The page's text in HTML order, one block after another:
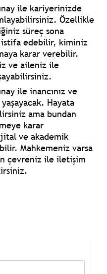
ile kariyerinizde
Özellikle
süreç sona
edebilir, kiminiz
karar verebilir.
ve aileniz ile
ile inancınız ve
Hayata
ama bundan
karar
ve akademik
Mahkemeniz varsa
çevreniz ile iletişim